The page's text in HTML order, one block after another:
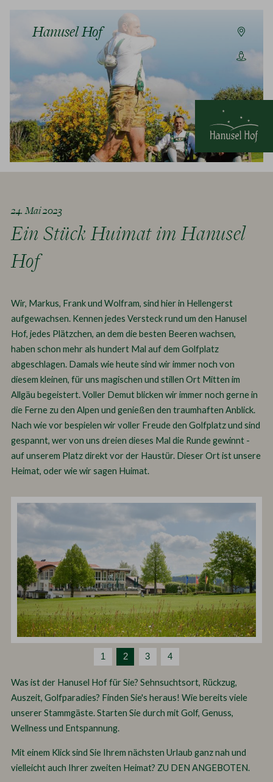
Hanusel Hof
24. Mai 2023
Ein Stück Huimat im Hanusel
Hof
Wir, Markus, Frank und Wolfram, sind hier in Hellengerst
aufgewachsen. Kennen jedes Versteck rund um den Hanusel
Hof, jedes Plätzchen, an dem die besten Beeren wachsen,
haben schon mehr als hundert Mal auf dem Golfplatz
abgeschlagen. Damals wie heute sind wir immer noch von
diesem kleinen, für uns magischen und stillen Ort Mitten im
Allgäu begeistert. Voller Demut blicken wir immer noch gerne in
die Ferne zu den Alpen und genießen den traumhaften Anblick.
Nach wie vor bespielen wir voller Freude den Golfplatz und sind
gespannt, wer von uns dreien dieses Mal die Runde gewinnt -
auf unserem Platz direkt vor der Haustür. Dieser Ort ist unsere
Heimat, oder wie wir sagen Huimat.
1 2 3 4
Was ist der Hanusel Hof für Sie? Sehnsuchtsort, Rückzug,
Auszeit, Golfparadies? Finden Sie's heraus! Wie bereits viele
unserer Stammgäste. Starten Sie durch mit Golf, Genuss,
Wellness und Entspannung.
Mit einem Klick sind Sie Ihrem nächsten Urlaub ganz nah und
vielleicht auch Ihrer zweiten Heimat? ZU DEN ANGEBOTEN.